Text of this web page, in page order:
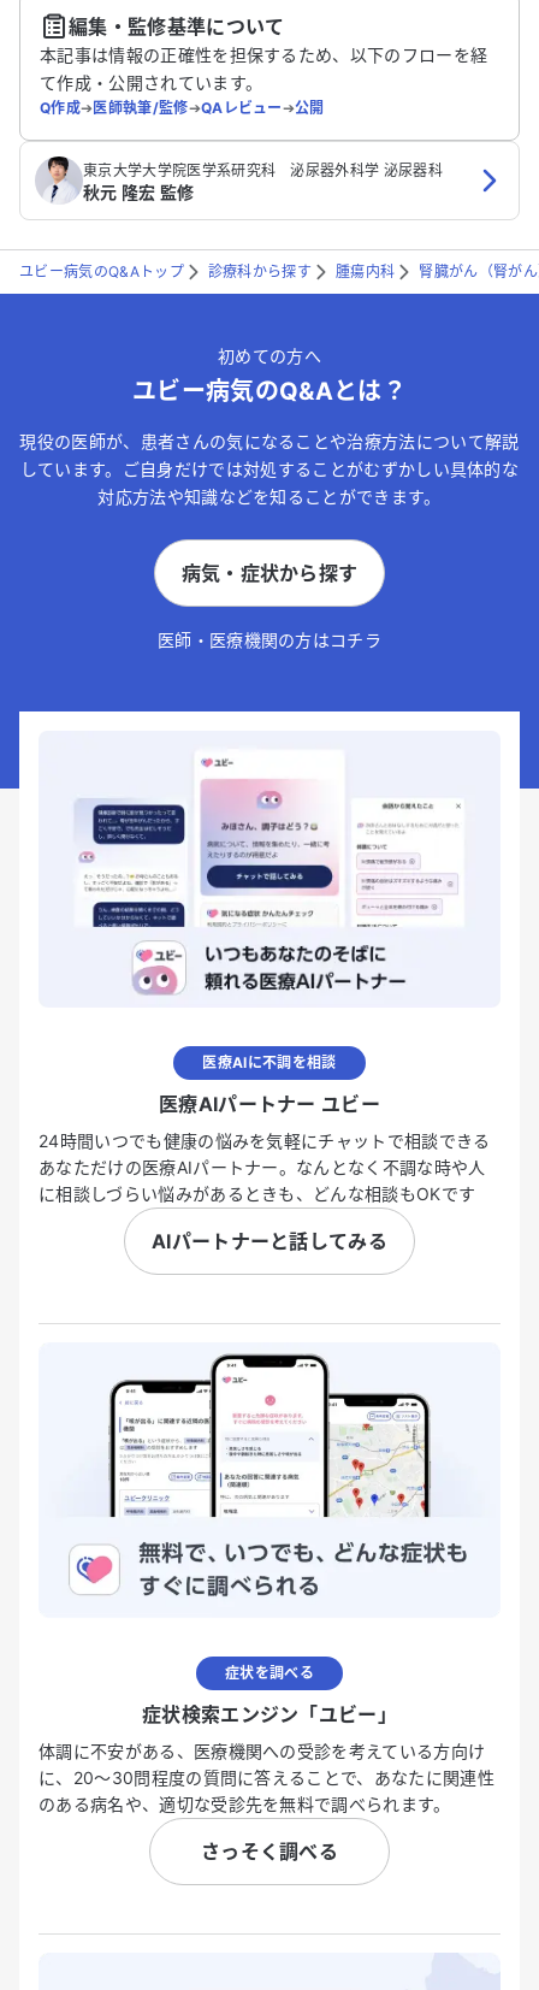
送信する
編集・監修基準について
本記事は情報の正確性を担保するため、以下のフローを経
て作成・公開されています。
Q作成➔医師執筆/監修➔QAレビュー➔公開
東京大学大学院医学系研究科 泌尿器外科学 泌尿器科
秋元 隆宏 監修
ユビー病気のQ&Aトップ 診療科から探す 腫瘍内科 腎臓がん（腎が
初めての方へ
ユビー病気のQ&Aとは？
現役の医師が、患者さんの気になることや治療方法について解説
しています。ご自身だけでは対処することがむずかしい具体的な
対応方法や知識などを知ることができます。
病気・症状から探す
医師・医療機関の方はコチラ
医療AIに不調を相談
医療AIパートナー ユビー
24時間いつでも健康の悩みを気軽にチャットで相談できる
あなただけの医療AIパートナー。なんとなく不調な時や人
に相談しづらい悩みがあるときも、どんな相談もOKです
AIパートナーと話してみる
症状を調べる
症状検索エンジン「ユビー」
体調に不安がある、医療機関への受診を考えている方向け
に、20〜30問程度の質問に答えることで、あなたに関連性
のある病名や、適切な受診先を無料で調べられます。
さっそく調べる